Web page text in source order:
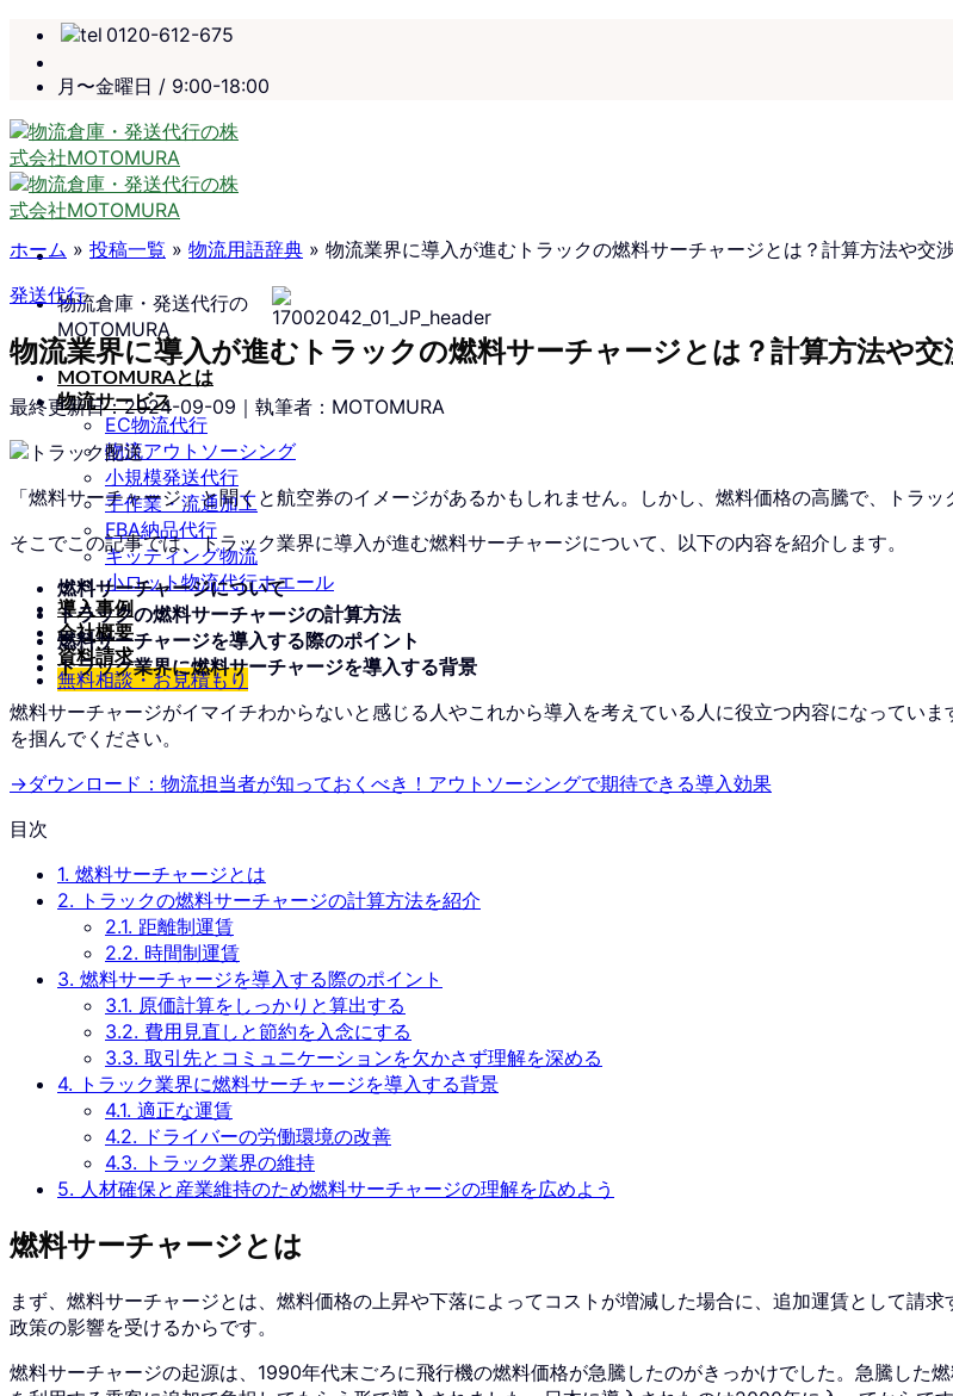
Skip
content
0120-612-675
月〜金曜日 / 9:00-18:00
物流倉庫・発送代行の
MOTOMURA
MOTOMURAとは
物流サービス
EC物流代行
物流アウトソーシング
小規模発送代行
手作業・流通加工
FBA納品代行
キッティング物流
小ロット物流代行ホエール
導入事例
会社概要
資料請求
無料相談・お見積もり
ホーム » 投稿一覧 » 物流用語辞典 » 物流業界に導入が進むトラックの燃料サーチャージとは？計算方法や交
発送代行
物流業界に導入が進むトラックの燃料サーチャージとは？計算方法や
最終更新日：2024-09-09 ｜執筆者：MOTOMURA
「燃料サーチャージ」と聞くと航空券のイメージがあるかもしれません。しかし、燃料価格の高騰で、トラ
そこでこの記事では、トラック業界に導入が進む燃料サーチャージについて、以下の内容を紹介します。
燃料サーチャージについて
トラックの燃料サーチャージの計算方法
燃料サーチャージを導入する際のポイント
トラック業界に燃料サーチャージを導入する背景
燃料サーチャージがイマイチわからないと感じる人やこれから導入を考えている人に役立つ内容になってい
を掴んでください。
→ダウンロード：物流担当者が知っておくべき！アウトソーシングで期待できる導入効果
目次
1. 燃料サーチャージとは
2. トラックの燃料サーチャージの計算方法を紹介
2.1. 距離制運賃
2.2. 時間制運賃
3. 燃料サーチャージを導入する際のポイント
3.1. 原価計算をしっかりと算出する
3.2. 費用見直しと節約を入念にする
3.3. 取引先とコミュニケーションを欠かさず理解を深める
4. トラック業界に燃料サーチャージを導入する背景
4.1. 適正な運賃
4.2. ドライバーの労働環境の改善
4.3. トラック業界の維持
5. 人材確保と産業維持のため燃料サーチャージの理解を広めよう
燃料サーチャージとは
まず、燃料サーチャージとは、燃料価格の上昇や下落によってコストが増減した場合に、追加運賃として請
政策の影響を受けるからです。
燃料サーチャージの起源は、1990年代末ごろに飛行機の燃料価格が急騰したのがきっかけでした。急騰した